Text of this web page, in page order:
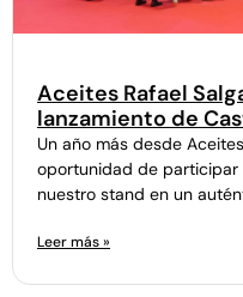
Aceites Rafael
lanzamiento de
Un año más desde
oportunidad de participar
nuestro stand en un
Leer más »